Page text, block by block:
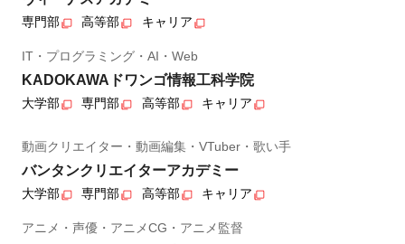
専門部 高等部 キャリア
IT・プログラミング・AI・Web
KADOKAWAドワンゴ情報工科学院
大学部 専門部 高等部 キャリア
動画クリエイター・動画編集・VTuber・歌い手
バンタンクリエイターアカデミー
大学部 専門部 高等部 キャリア
アニメ・声優・アニメCG・アニメ監督